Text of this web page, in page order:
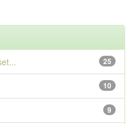
25
10
9